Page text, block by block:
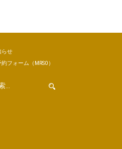
らせ
約フォーム （MRSO）